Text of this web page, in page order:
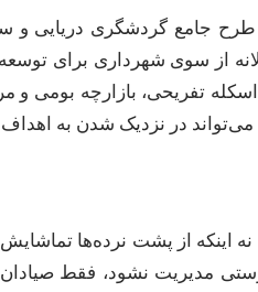
جامع گردشگری دریایی و
از سوی شهرداری برای
تفریحی، بازارچه بومی و
در نزدیک شدن به
نه اینکه از پشت نرده‌ها
مدیریت نشود، فقط